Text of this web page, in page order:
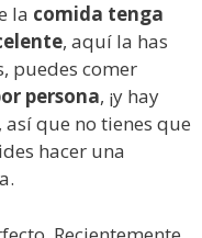
la comida tenga
, aquí la has
puedes comer
persona, ¡y hay
que no tienes que
hacer una